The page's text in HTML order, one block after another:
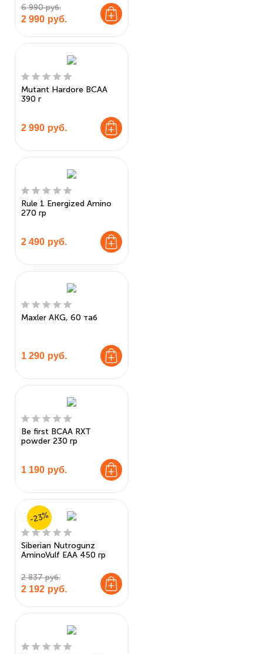
6 990 руб.
2 990 руб.
Mutant Hardore BCAA
390 г
2 990 руб.
Rule 1 Energized Amino
270 гр
2 490 руб.
Maxler AKG, 60 таб
1 290 руб.
Be first BCAA RXT
powder 230 гр
1 190 руб.
Siberian Nutrogunz
AminoVulf EAA 450 гр
2 837 руб.
2 192 руб.
-23%